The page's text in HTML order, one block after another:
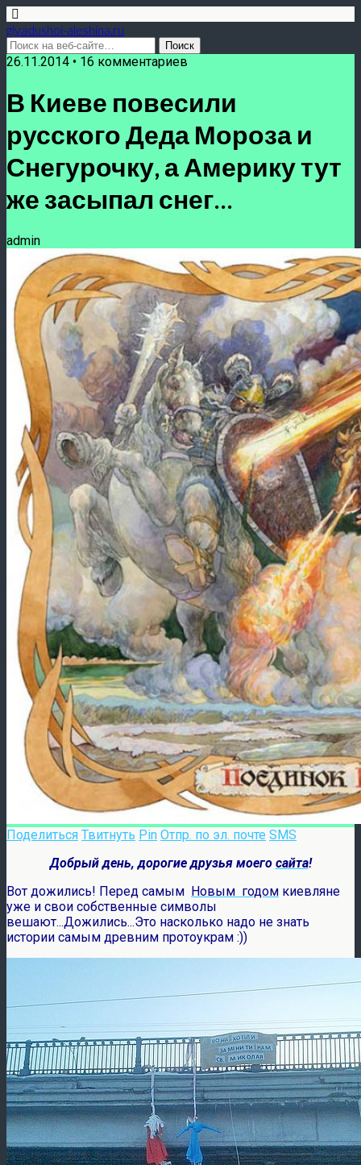
givadushoi-aleshina.ru
26.11.2014 • 16 комментариев
В Киеве повесили
русского Деда Мороза и
Снегурочку, а Америку тут
же засыпал снег…
admin
Поделиться Твитнуть Pin Отпр. по эл. почте SMS
Добрый день, дорогие друзья моего сайта!
Вот дожились! Перед самым Новым годом киевляне
уже и свои собственные символы
вешают...Дожились...Это насколько надо не знать
истории самым древним протоукрам :))